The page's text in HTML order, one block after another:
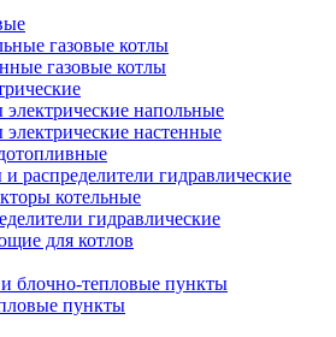
газовые котлы
газовые котлы
электрические напольные
настенные
распределители гидравлические
котельные
гидравлические
для котлов
блочно-тепловые пункты
пункты